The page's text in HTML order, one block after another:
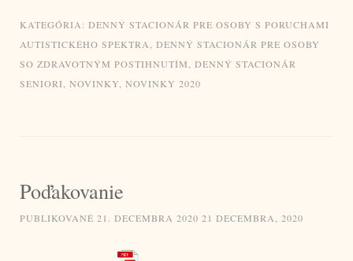
KATEGÓRIA: DENNÝ STACIONÁR PRE OSOBY S PORUCHAMI
AUTISTICKÉHO SPEKTRA, DENNÝ STACIONÁR PRE OSOBY
SO ZDRAVOTNÝM POSTIHNUTÍM, DENNÝ STACIONÁR
SENIORI, NOVINKY, NOVINKY 2020
Poďakovanie
PUBLIKOVANÉ 21. DECEMBRA 2020 21 DECEMBRA, 2020